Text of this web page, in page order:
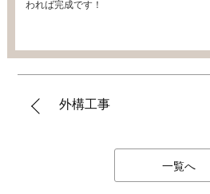
われば完成です！
外構工事
一覧へ